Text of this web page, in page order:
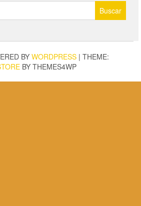
Buscar
BY WORDPRESS | THEME:
BY THEMES4WP